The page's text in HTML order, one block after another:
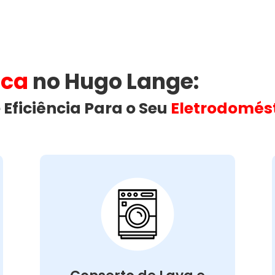
no Hugo Lange​:
Eficiência Para o Seu
Conserto de Lava e
Seca:
Nossa equipe está preparada para